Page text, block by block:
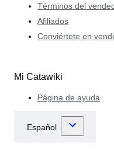
Términos del
Afiliados
Conviértete en
Mi Catawiki
Página de ayuda